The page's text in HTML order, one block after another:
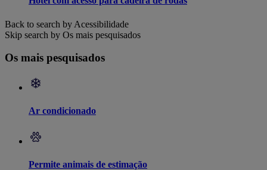
Back to search by Acessibilidade
Skip search by Os mais pesquisados
Os mais pesquisados
Ar condicionado
Permite animais de estimação